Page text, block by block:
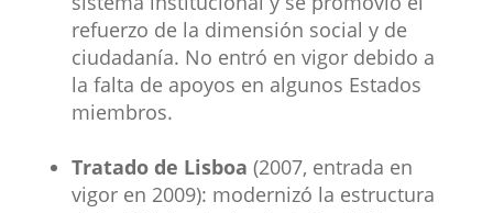
refuerzo de la dimensión social y de
ciudadanía. No entró en vigor debido a
la falta de apoyos en algunos Estados
miembros.
Tratado de Lisboa (2007, entrada en
vigor en 2009): modernizó la estructura